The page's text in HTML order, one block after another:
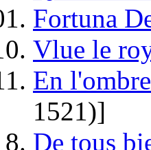
Fortuna
Vlue le
En
1521)]
De tous